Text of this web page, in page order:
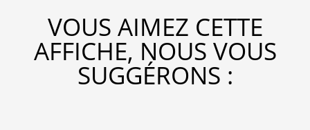
VOUS AIMEZ CETTE
AFFICHE, NOUS VOUS
SUGGÉRONS :